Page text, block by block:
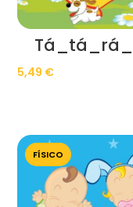
5,49 €
FÍSICO